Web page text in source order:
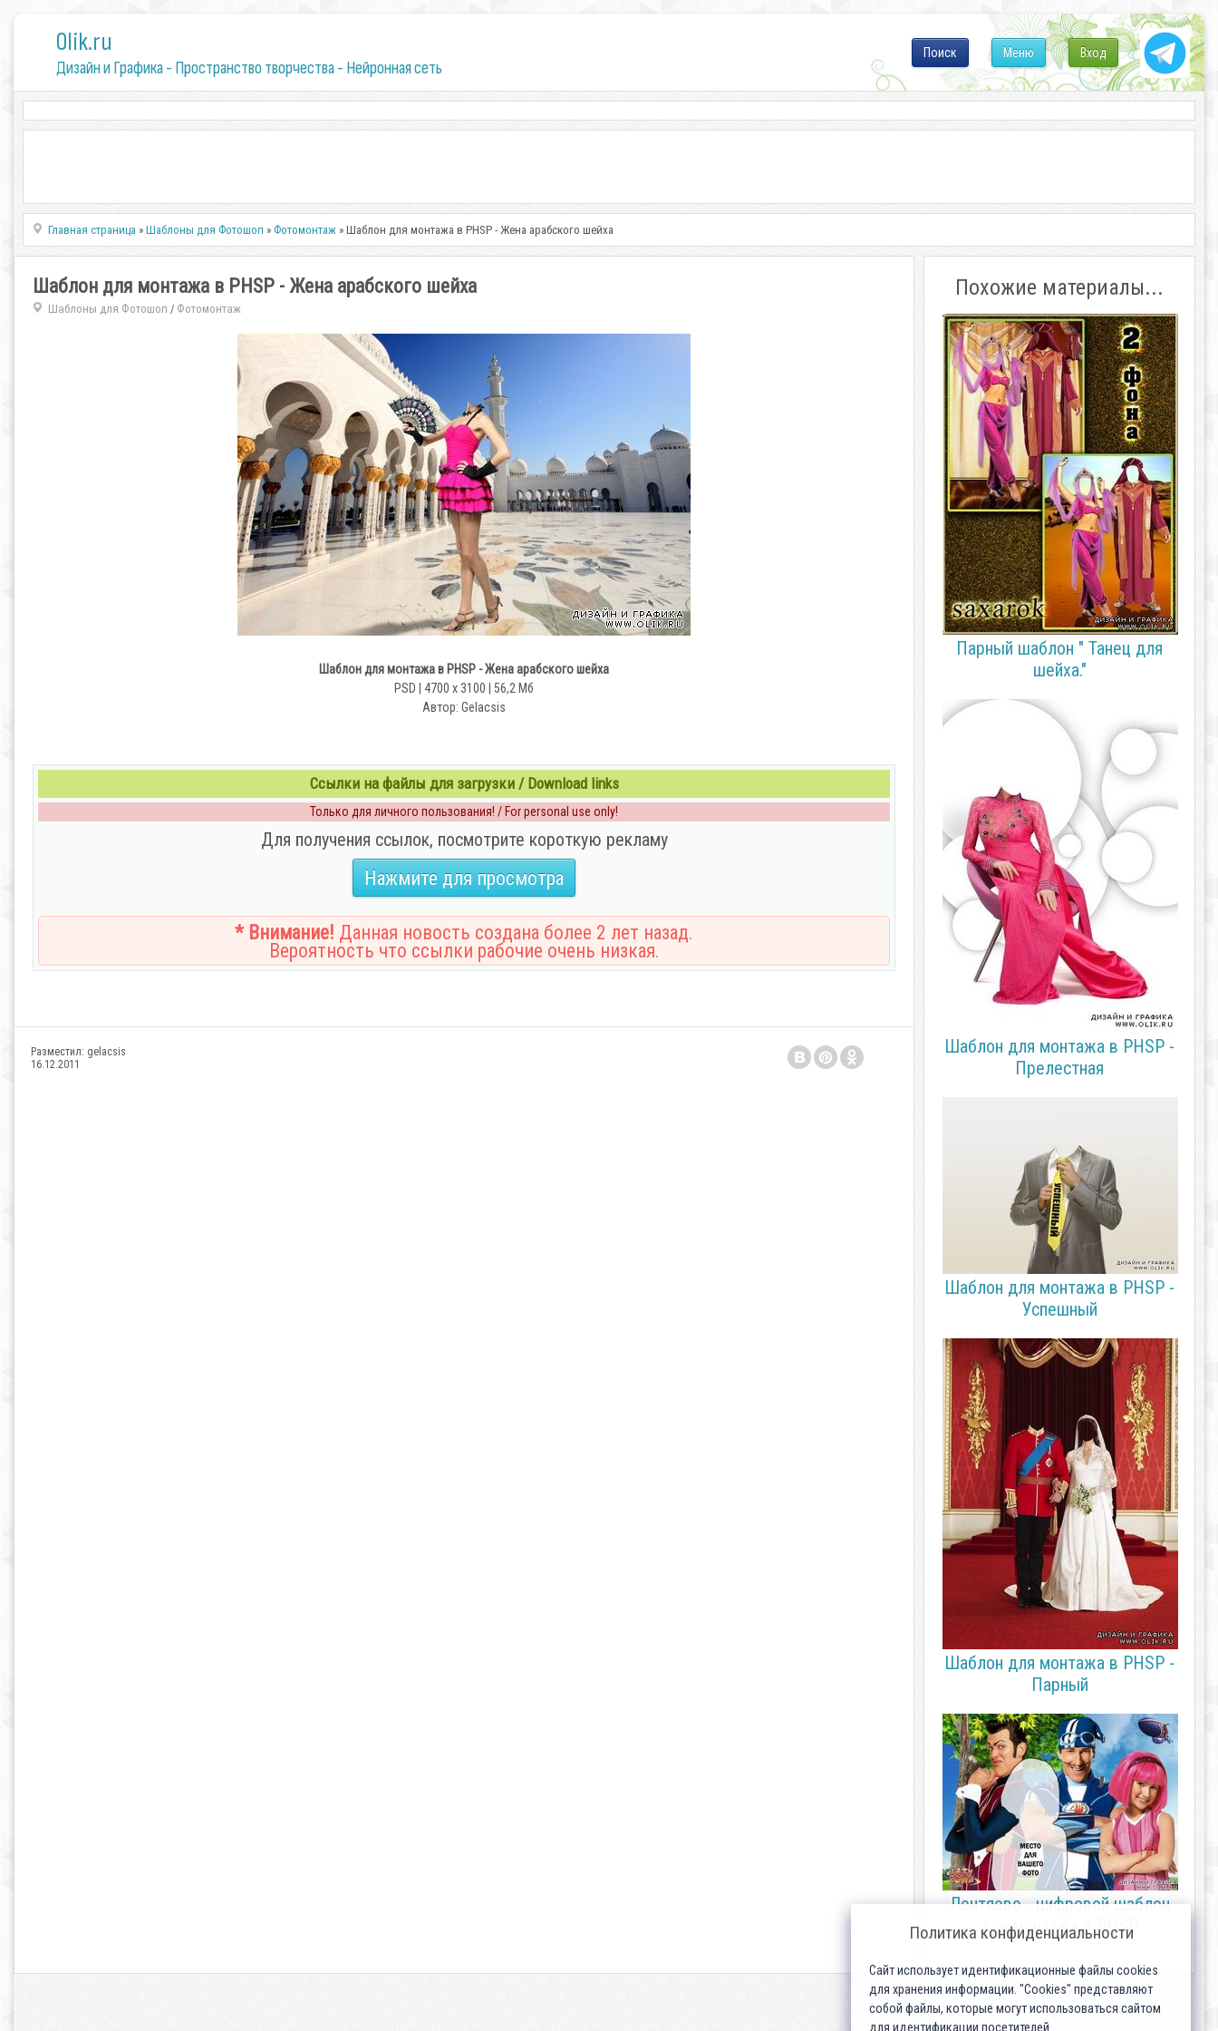
0lik.ru
Дизайн и Графика - Пространство творчества - Нейронная сеть
Вход
Меню
Поиск
Главная страница »Шаблоны для Фотошоп » Фотомонтаж » Шаблон для монтажа в PHSP - Жена арабского шейха
Шаблон для монтажа в PHSP - Жена арабского шейха
Шаблоны для Фотошоп / Фотомонтаж
Шаблон для монтажа в PHSP - Жена арабского шейха
PSD | 4700 x 3100 | 56,2 Мб
Автор: Gelacsis
Ссылки на файлы для загрузки / Download links
Только для личного пользования! / For personal use only!
Для получения ссылок, посмотрите короткую рекламу
Нажмите для просмотра
* Внимание! Данная новость создана более 2 лет назад.
Вероятность что ссылки рабочие очень низкая.
Разместил: gelacsis
16.12.2011
Похожие материалы...
Парный шаблон " Танец для
шейха."
Шаблон для монтажа в PHSP -
Прелестная
Шаблон для монтажа в PHSP -
Успешный
Шаблон для монтажа в PHSP -
Парный
Лентяево - цифровой шаблон
для монтажа в PHSP
Политика конфиденциальности
Сайт использует идентификационные файлы cookies
для хранения информации. "Cookies" представляют
собой файлы, которые могут использоваться сайтом
для идентификации посетителей...